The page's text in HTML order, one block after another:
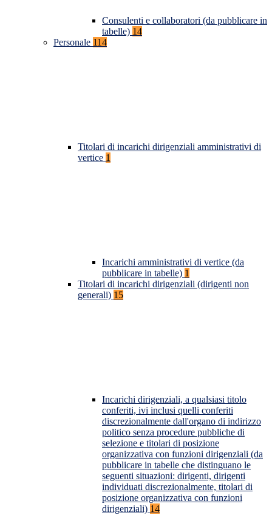
Consulenti e collaboratori (da pubblicare in
tabelle) 14
Personale 114
Titolari di incarichi dirigenziali amministrativi di
vertice 1
Incarichi amministrativi di vertice (da
pubblicare in tabelle) 1
Titolari di incarichi dirigenziali (dirigenti non
generali) 15
Incarichi dirigenziali, a qualsiasi titolo
conferiti, ivi inclusi quelli conferiti
discrezionalmente dall'organo di indirizzo
politico senza procedure pubbliche di
selezione e titolari di posizione
organizzativa con funzioni dirigenziali (da
pubblicare in tabelle che distinguano le
seguenti situazioni: dirigenti, dirigenti
individuati discrezionalmente, titolari di
posizione organizzativa con funzioni
dirigenziali) 14